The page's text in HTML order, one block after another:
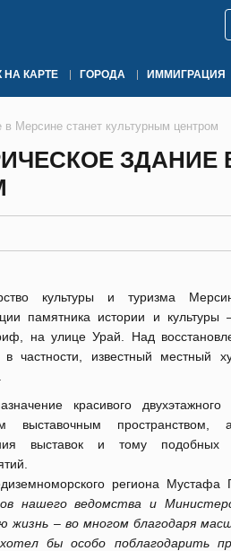
НА КАРТЕ ГОРОДА ИММИГРАЦИЯ
в Мерсине станет культурным центром
ЗДАНИЕ
культуры и туризма
памятника истории и культуры
на улице Урай. Над
в частности, известный местный
красивого
выставочным пространством,
выставок и тому подобных
региона Мустафа
нашего ведомства и
– во многом благодаря
бы особо поблагодарить